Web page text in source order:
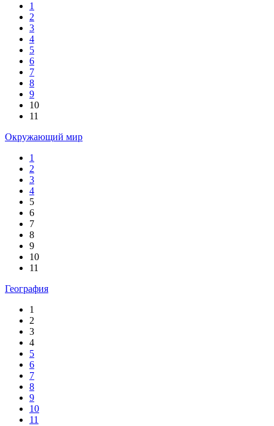
1
2
3
4
5
6
7
8
9
10
11
Окружающий мир
1
2
3
4
5
6
7
8
9
10
11
География
1
2
3
4
5
6
7
8
9
10
11